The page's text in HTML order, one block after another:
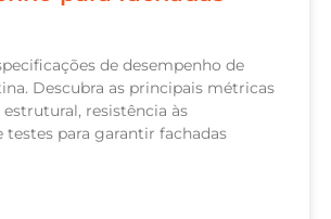
de desempenho de
Descubra as principais métricas
estrutural, resistência às
testes para garantir fachadas